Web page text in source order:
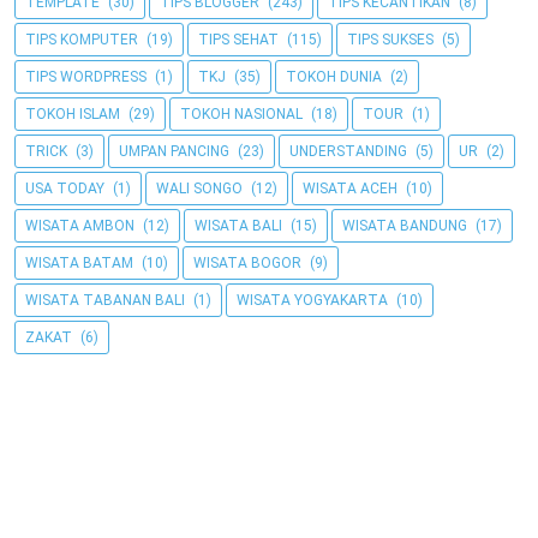
TIPS KOMPUTER (19) TIPS SEHAT (115) TIPS SUKSES (5)
TIPS WORDPRESS (1) TKJ (35) TOKOH DUNIA (2)
TOKOH ISLAM (29) TOKOH NASIONAL (18) TOUR (1)
TRICK (3) UMPAN PANCING (23) UNDERSTANDING (5) UR (2)
USA TODAY (1) WALI SONGO (12) WISATA ACEH (10)
WISATA AMBON (12) WISATA BALI (15) WISATA BANDUNG (17)
WISATA BATAM (10) WISATA BOGOR (9)
WISATA TABANAN BALI (1) WISATA YOGYAKARTA (10)
ZAKAT (6)